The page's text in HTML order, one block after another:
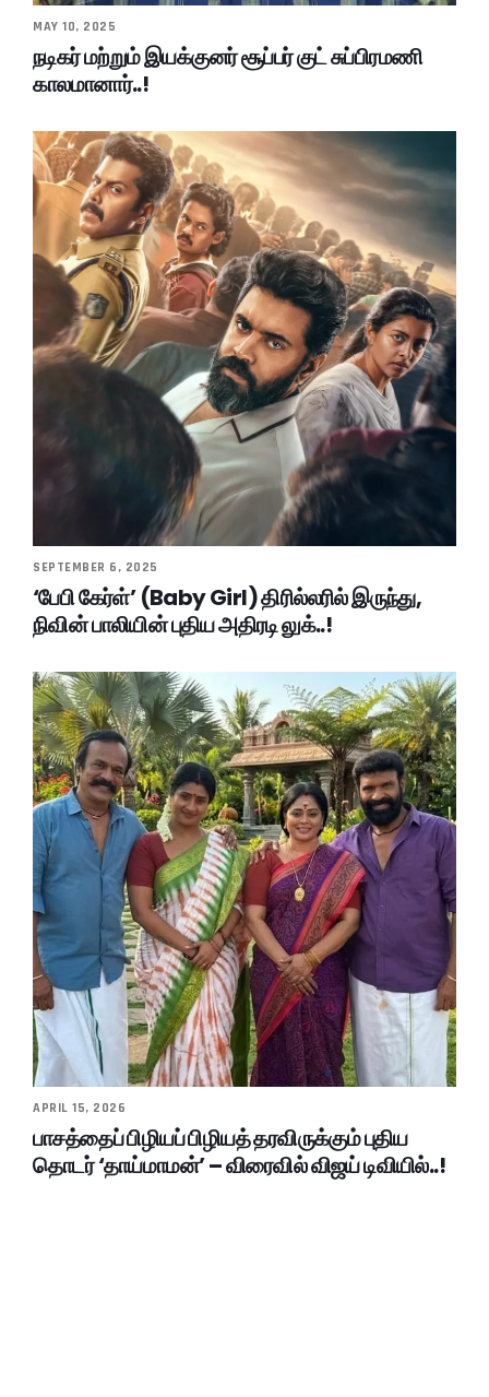
MAY 10, 2025
நடிகர் மற்றும் இயக்குனர் சூப்பர் குட் சுப்பிரமணி
காலமானார்..!
SEPTEMBER 6, 2025
‘பேபி கேர்ள்’ (Baby Girl) திரில்லரில் இருந்து,
நிவின் பாலியின் புதிய அதிரடி லுக்..!
APRIL 15, 2026
பாசத்தைப் பிழியப் பிழியத் தரவிருக்கும் புதிய
தொடர் ‘தாய்மாமன்’ – விரைவில் விஜய் டிவியில்..!